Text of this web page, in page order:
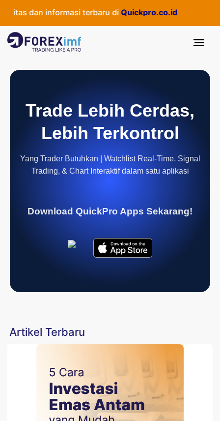
dan informasi terbaru diQuickpro.co.id
Trade Lebih Cerdas,
Lebih Terkontrol
Yang Trader Butuhkan | Watchlist Real-Time, Signal
Trading, & Chart Interaktif dalam satu aplikasi
Download QuickPro Apps Sekarang!
Artikel Terbaru